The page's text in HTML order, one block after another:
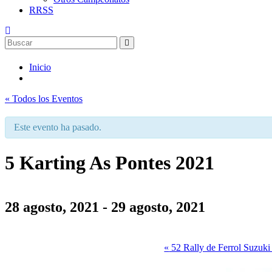
RRSS
Inicio
« Todos los Eventos
Este evento ha pasado.
5 Karting As Pontes 2021
28 agosto, 2021 - 29 agosto, 2021
« 52 Rally de Ferrol